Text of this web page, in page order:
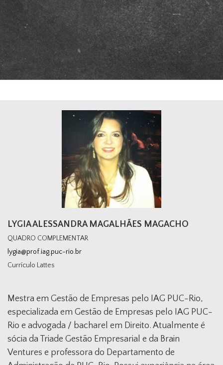
LYGIA ALESSANDRA MAGALHÃES MAGACHO
QUADRO COMPLEMENTAR
lygia@prof.iag.puc-rio.br
Currículo Lattes
Mestra em Gestão de Empresas pelo IAG PUC-Rio,
especializada em Gestão de Empresas pelo IAG PUC-
Rio e advogada / bacharel em Direito. Atualmente é
sócia da Triade Gestão Empresarial e da Brain
Ventures e professora do Departamento de